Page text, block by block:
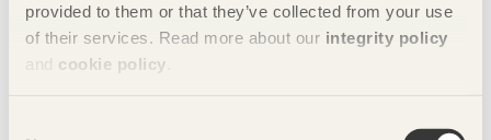
provided to them or that they’ve collected from your use
of their services. Read more about our integrity policy
and cookie policy
Text: Mattias Boström Foto: Kalle Sanner
Dela denna sida: